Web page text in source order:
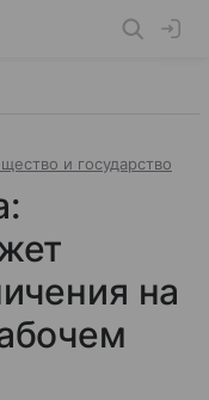
и государство
на